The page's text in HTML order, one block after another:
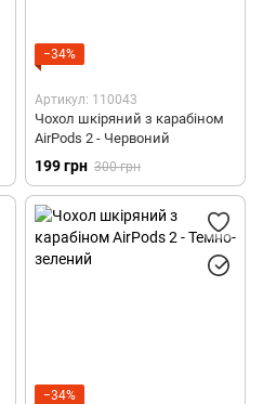
−34%
Артикул: 110043
Чохол шкіряний з карабіном
AirPods 2 - Червоний
199 грн 300 грн
−34%